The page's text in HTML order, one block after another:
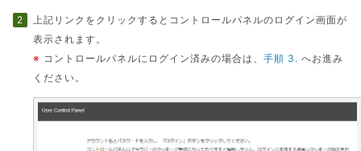
上記リンクをクリックするとコントロールパネルのログイン画面が
表示されます。
※ コントロールパネルにログイン済みの場合は、手順 3. へお進み
ください。